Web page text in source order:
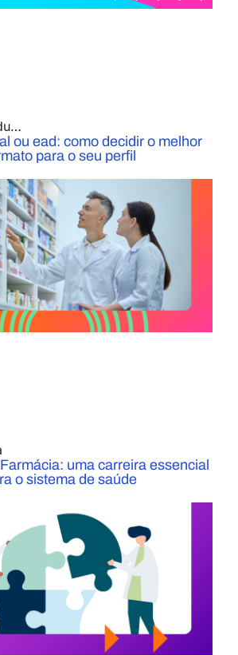
ou ead: como decidir o melhor
para o seu perfil
uma carreira essencial
o sistema de saúde